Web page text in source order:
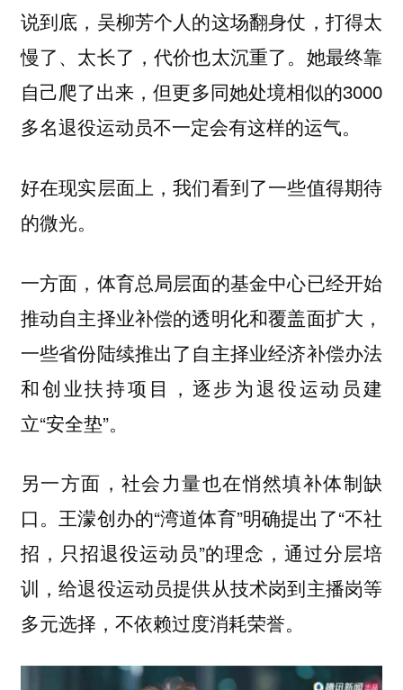
说到底，吴柳芳个人的这场翻身仗，打得太
慢了、太长了，代价也太沉重了。她最终靠
自己爬了出来，但更多同她处境相似的3000
多名退役运动员不一定会有这样的运气。
好在现实层面上，我们看到了一些值得期待
的微光。
一方面，体育总局层面的基金中心已经开始
推动自主择业补偿的透明化和覆盖面扩大，
一些省份陆续推出了自主择业经济补偿办法
和创业扶持项目，逐步为退役运动员建
立“安全垫”。
另一方面，社会力量也在悄然填补体制缺
口。王濛创办的“湾道体育”明确提出了“不社
招，只招退役运动员”的理念，通过分层培
训，给退役运动员提供从技术岗到主播岗等
多元选择，不依赖过度消耗荣誉。